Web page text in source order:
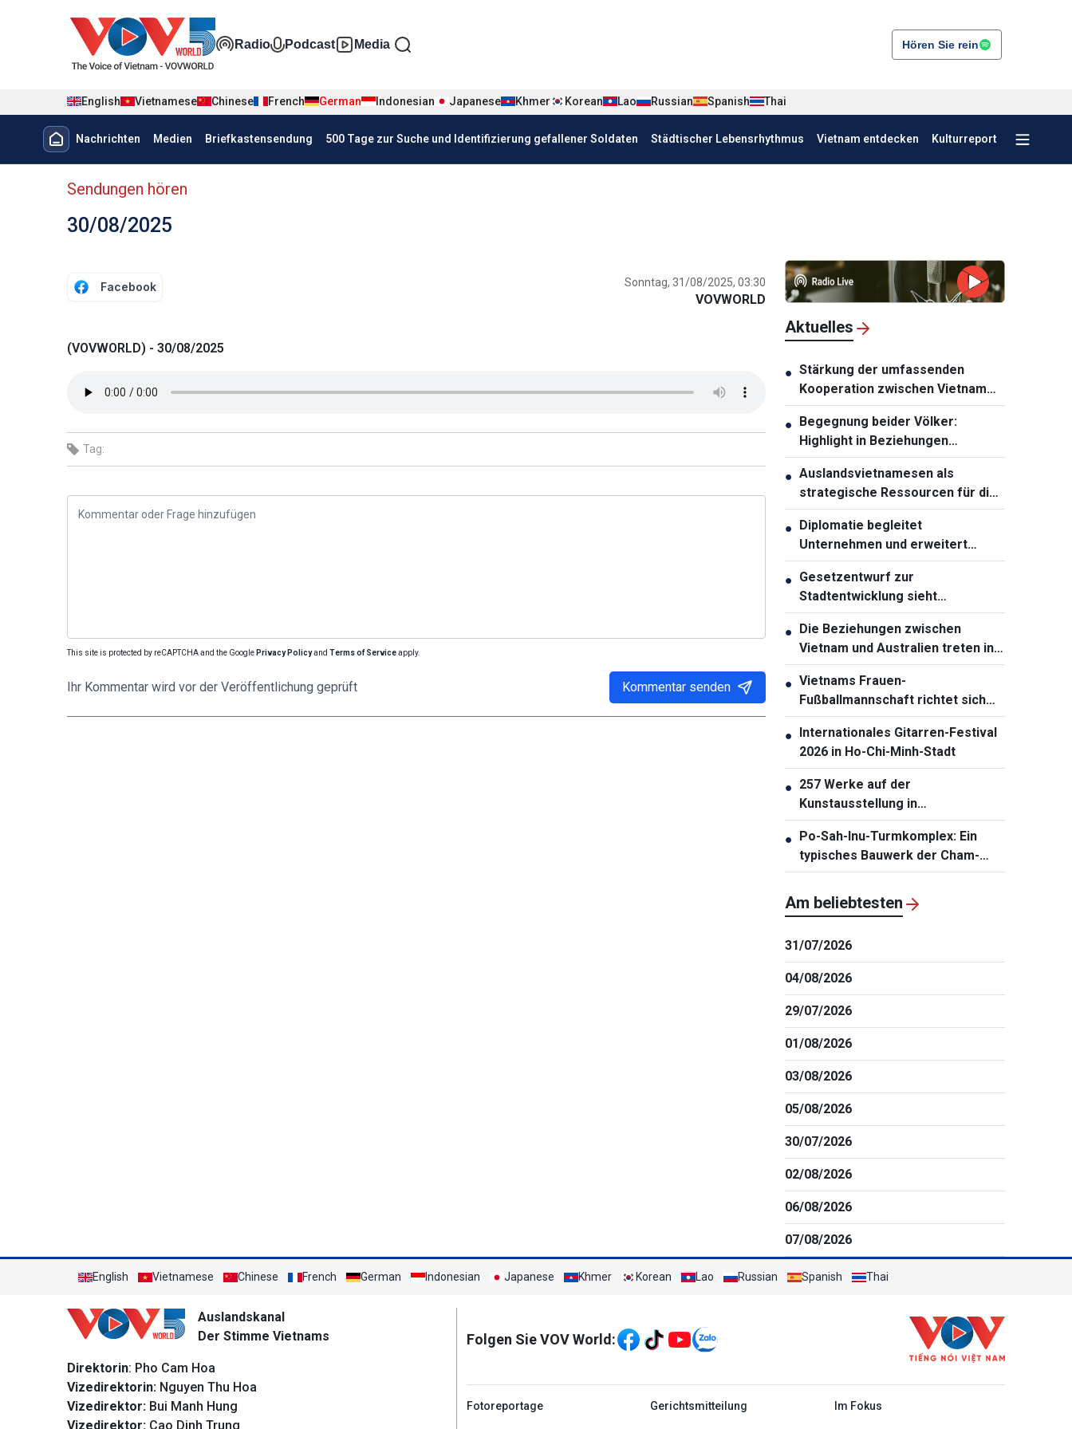
Đa phương tiện tiếng Đức
Radio Podcast Media Hören Sie rein
English Vietnamese Chinese French German Indonesian Japanese Khmer Korean Lao Russian Spanish Thai
Menu trang chủ tiếng Đức
Nachrichten Medien Briefkastensendung 500 Tage zur Suche und Identifizierung gefallener Soldaten Städtischer Lebensrhythmus Vietnam entdecken Kulturreport
menu phụ tiếng Đức
Sendungen hören
30/08/2025
Facebook Sonntag, 31/08/2025, 03:30
VOVWORLD
(VOVWORLD) - 30/08/2025
Tag:
This site is protected by reCAPTCHA and the Google Privacy Policyand Terms of Serviceapply.
Ihr Kommentar wird vor der Veröffentlichung geprüft Kommentar senden
Aktuelles
● Stärkung der umfassenden
Kooperation zwischen Vietnam
und Thailand
● Begegnung beider Völker:
Highlight in Beziehungen
zwischen Vietnam und Australien
● Auslandsvietnamesen als
strategische Ressourcen für die
Entwicklung des Landes
● Diplomatie begleitet
Unternehmen und erweitert
Entwicklungsräume Vietnams
● Gesetzentwurf zur
Stadtentwicklung sieht
weitreichende
Sondermechanismen für Ho-Chi-
Minh-Stadt vor
● Die Beziehungen zwischen
Vietnam und Australien treten in
eine neue Entwicklungsphase ein
● Vietnams Frauen-
Fußballmannschaft richtet sich
auf ASIAD 20
● Internationales Gitarren-Festival
2026 in Ho-Chi-Minh-Stadt
● 257 Werke auf der
Kunstausstellung in
Südzentralvietnam vorgestellt
● Po-Sah-Inu-Turmkomplex: Ein
typisches Bauwerk der Cham-
Architektur in der Provinz Lam
Dong
Am beliebtesten
31/07/2026
04/08/2026
29/07/2026
01/08/2026
03/08/2026
05/08/2026
30/07/2026
02/08/2026
06/08/2026
07/08/2026
English Vietnamese Chinese French German Indonesian Japanese Khmer Korean Lao Russian Spanish Thai
Auslandskanal
Der Stimme Vietnams
Direktorin: Pho Cam Hoa
Vizedirektorin: Nguyen Thu Hoa
Vizedirektor: Bui Manh Hung
Vizedirektor: Cao Dinh Trung
Folgen Sie VOV World:
menu footer tiếng Đức
Fotoreportage Gerichtsmitteilung Im Fokus